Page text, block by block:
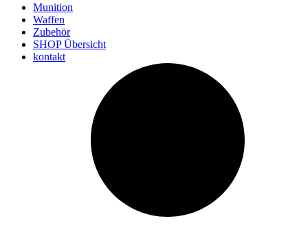
Munition
Waffen
Zubehör
SHOP Übersicht
kontakt